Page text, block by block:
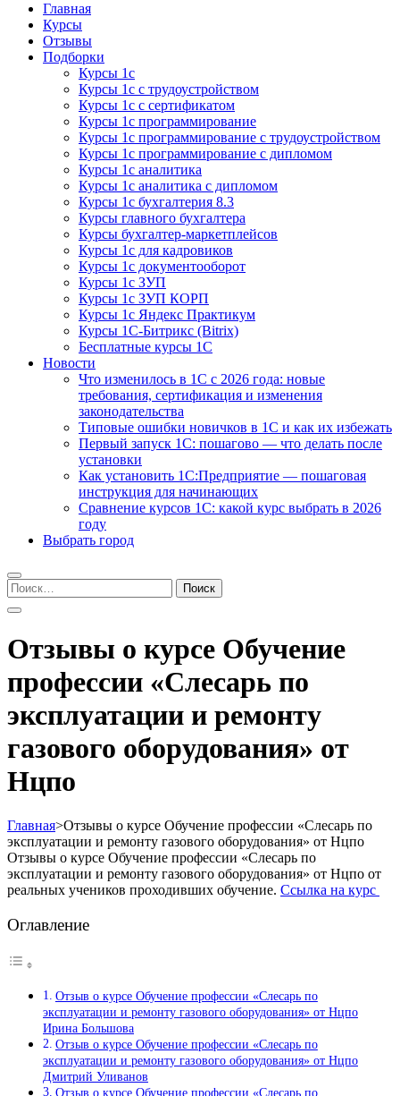
Курсы 1С
Курсы 1С официальная сертификация
Главная
Курсы
Отзывы
Подборки
Курсы 1с
Курсы 1с с трудоустройством
Курсы 1с с сертификатом
Курсы 1с программирование
Курсы 1с программирование с трудоустройством
Курсы 1с программирование с дипломом
Курсы 1с аналитика
Курсы 1с аналитика с дипломом
Курсы 1с бухгалтерия 8.3
Курсы главного бухгалтера
Курсы бухгалтер-маркетплейсов
Курсы 1с для кадровиков
Курсы 1с документооборот
Курсы 1с ЗУП
Курсы 1с ЗУП КОРП
Курсы 1с Яндекс Практикум
Курсы 1С-Битрикс (Bitrix)
Бесплатные курсы 1С
Новости
Что изменилось в 1С с 2026 года: новые
требования, сертификация и изменения
законодательства
Типовые ошибки новичков в 1С и как их избежать
Первый запуск 1С: пошагово — что делать после
установки
Как установить 1С:Предприятие — пошаговая
инструкция для начинающих
Сравнение курсов 1С: какой курс выбрать в 2026
году
Выбрать город
Найти:
Отзывы о курсе Обучение
профессии «Слесарь по
эксплуатации и ремонту
газового оборудования» от
Нцпо
Главная>Отзывы о курсе Обучение профессии «Слесарь по
эксплуатации и ремонту газового оборудования» от Нцпо
Отзывы о курсе Обучение профессии «Слесарь по
эксплуатации и ремонту газового оборудования» от Нцпо от
реальных учеников проходивших обучение. Ссылка на курс
Оглавление
Отзыв о курсе Обучение профессии «Слесарь по
эксплуатации и ремонту газового оборудования» от Нцпо
Ирина Большова
Отзыв о курсе Обучение профессии «Слесарь по
эксплуатации и ремонту газового оборудования» от Нцпо
Дмитрий Уливанов
Отзыв о курсе Обучение профессии «Слесарь по